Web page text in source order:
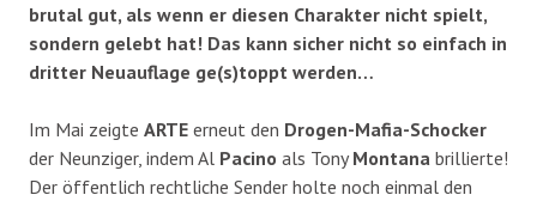
brutal gut, als wenn er diesen Charakter nicht spielt,
sondern gelebt hat! Das kann sicher nicht so einfach in
dritter Neuauflage ge(s)toppt werden…
Im Mai zeigte ARTE erneut den Drogen-Mafia-Schocker
der Neunziger, indem Al Pacino als TonyMontana brillierte!
Der öffentlich rechtliche Sender holte noch einmal den